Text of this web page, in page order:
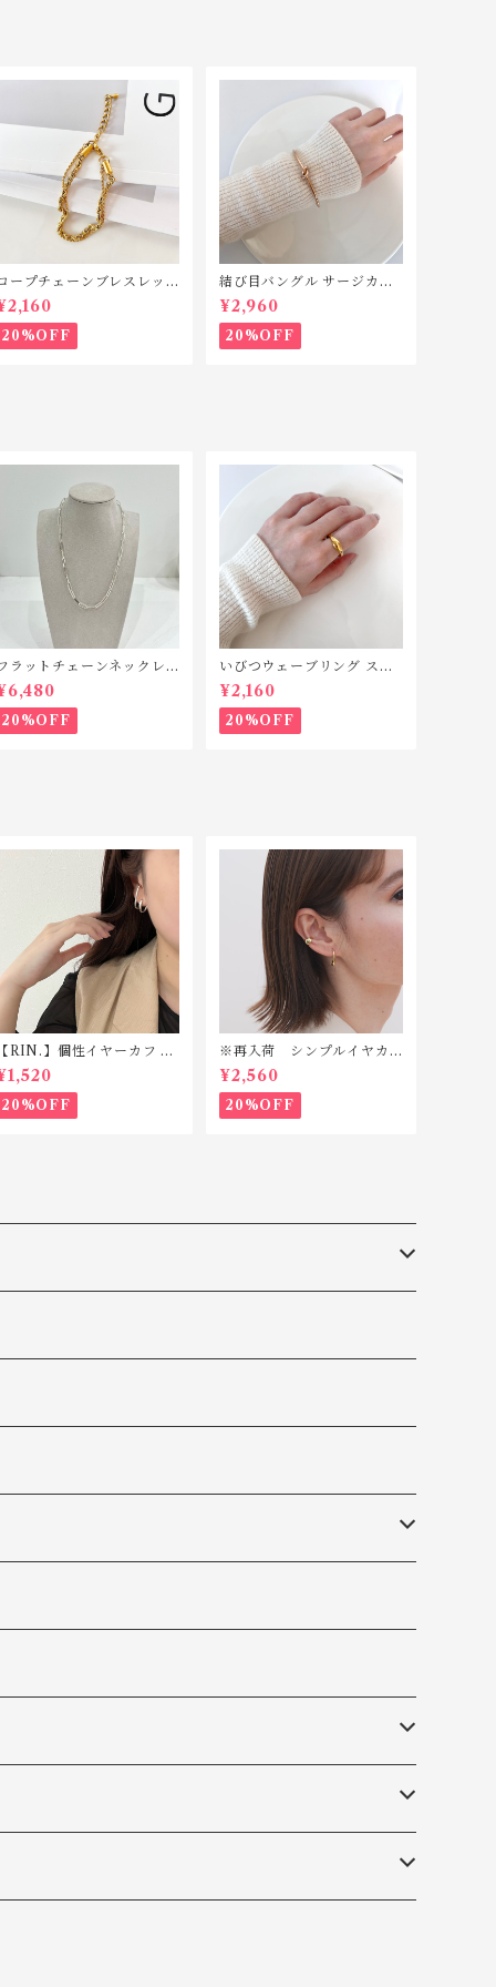
ープチェーンブレスレッ
20%OFF
結び目バングル サージカル
ステンレス TSB011
¥2,960
20%OFF
ラットチェーンネックレ
シルバー925 N042
20%OFF
いびつウェーブリング ステ
ンレス SR010
¥2,160
20%OFF
RIN.】個性イヤーカフ C
20%OFF
※再入荷 シンプルイヤカ
フ silver925 TC007(片耳
用)
¥2,560
20%OFF